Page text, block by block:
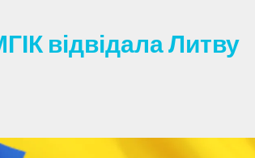
відвідала Литву